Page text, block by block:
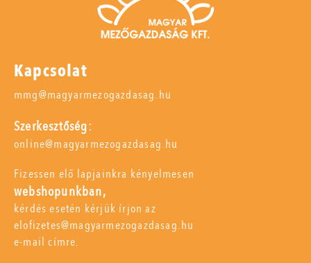
Kapcsolat
mmg@magyarmezogazdasag.hu
Szerkesztőség:
online@magyarmezogazdasag.hu
Fizessen elő lapjainkra kényelmesen
webshopunkban,
kérdés esetén kérjük írjon az
elofizetes@magyarmezogazdasag.hu
e-mail címre.